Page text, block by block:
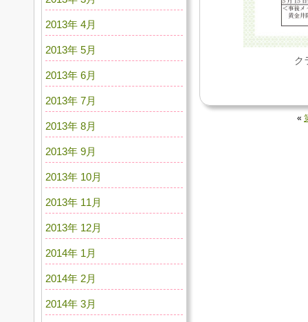
ク
«
2013年 4月
2013年 5月
2013年 6月
2013年 7月
2013年 8月
2013年 9月
2013年 10月
2013年 11月
2013年 12月
2014年 1月
2014年 2月
2014年 3月